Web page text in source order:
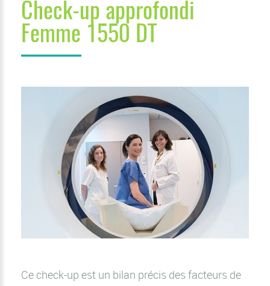
Check-up approfondi
Femme 1550 DT
Ce check-up est un bilan précis des facteurs de